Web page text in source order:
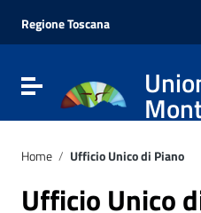
Vai al menu di navigazione
Vai al footer
Regione Toscana
Attiva / disattiva la
Home / Ufficio Unico di Piano
Ufficio Unico